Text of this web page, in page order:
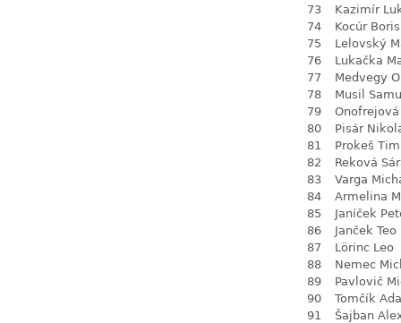
73
Kazimír
74
Kocúr Boris
75
Lelovský
76
Lukačka
77
Medvegy
78
Musil
79
80
Pisár
81
Prokeš
82
Reková
83
Varga
84
Armelina
85
Janíček
86
Janček Teo
87
Lörinc Leo
88
Nemec
89
Pavlovič
90
Tomčík
91
Šajban